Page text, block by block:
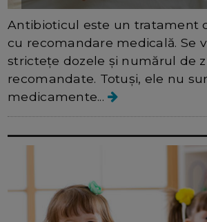
Antibioticul este un tratament
cu recomandare medicală. Se
strictețe dozele și numărul de
recomandate. Totuși, ele nu
medicamente...